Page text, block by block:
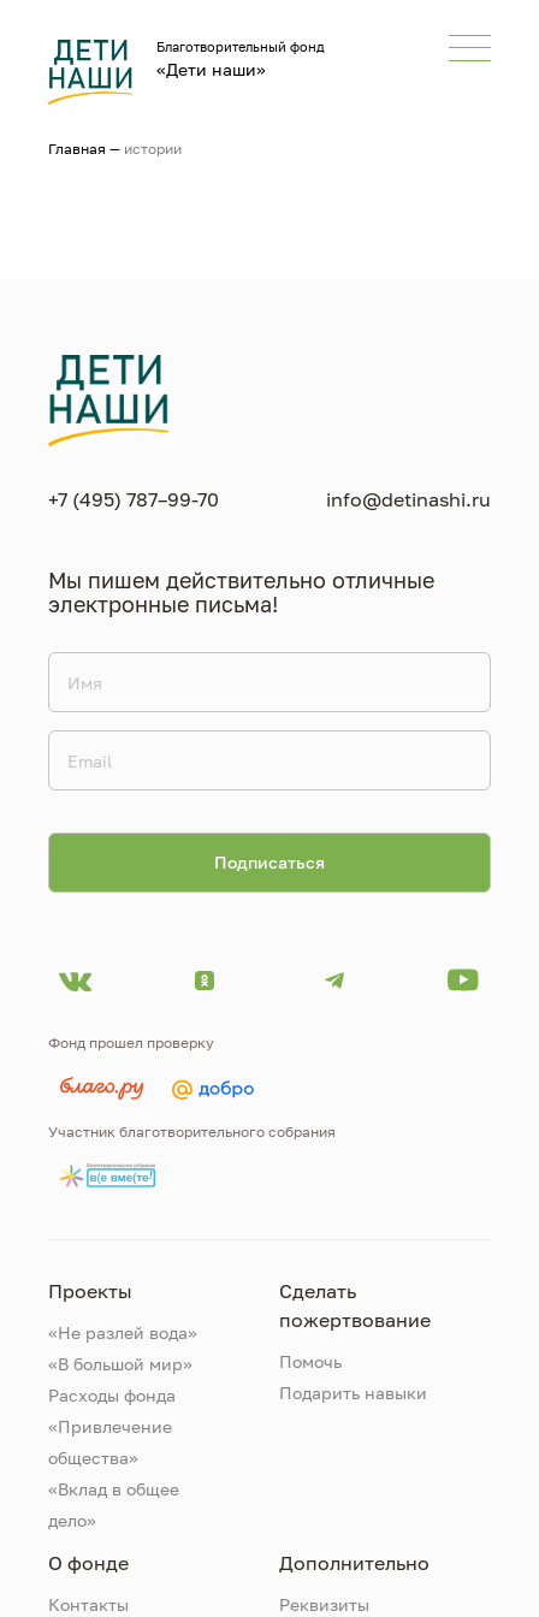
Благотворительный фонд
«Дети наши»
Главная — истории
+7 (495) 787–99-70 info@detinashi.ru
Мы пишем действительно отличные
электронные письма!
Фонд прошел проверку
Участник благотворительного собрания
Проекты
«Не разлей вода»
«В большой мир»
Расходы фонда
«Привлечение
общества»
«Вклад в общее
дело»
Сделать
пожертвование
Помочь
Подарить навыки
О фонде
Контакты
Дополнительно
Реквизиты